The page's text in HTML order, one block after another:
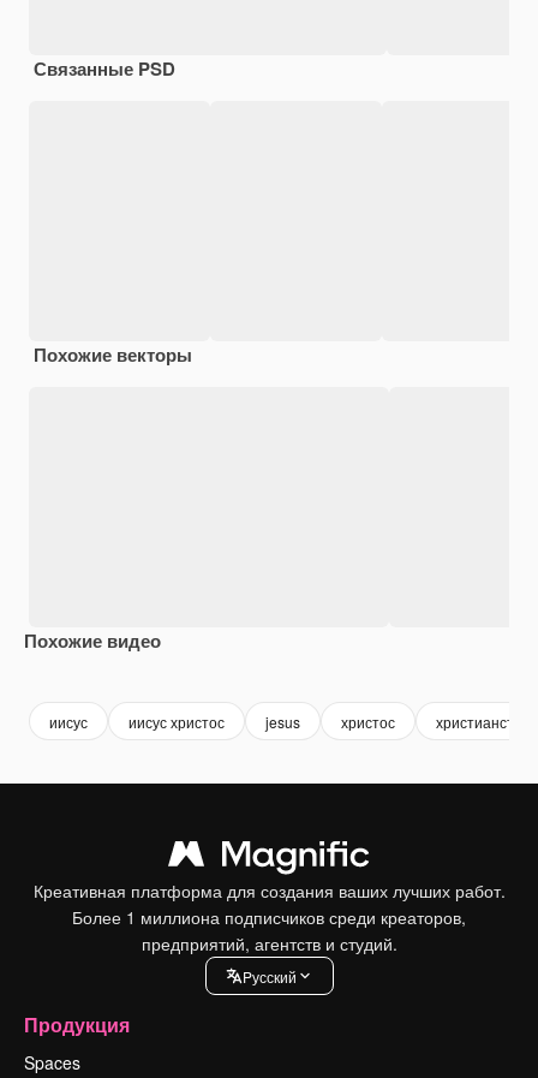
Связанные PSD
Похожие векторы
Похожие видео
иисус иисус христос jesus христос христианство
Креативная платформа для создания ваших лучших работ.
Более 1 миллиона подписчиков среди креаторов,
предприятий, агентств и студий.
Pусский
Продукция
Spaces